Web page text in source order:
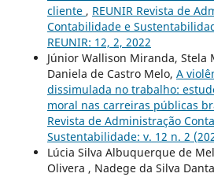
cliente , REUNIR Revista de
Contabilidade e
REUNIR: 12, 2, 2022
Júnior Wallison Miranda, Stela
Daniela de Castro Melo, A
dissimulada no trabalho:
moral nas carreiras públicas
Revista de Administração
Sustentabilidade: v. 12 n. 2
Lúcia Silva Albuquerque de
Olivera , Nadege da Silva